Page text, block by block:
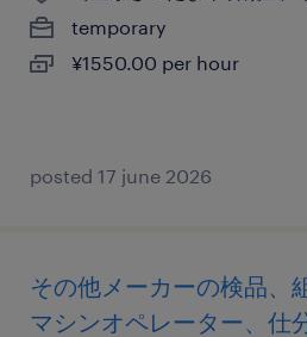
temporary
¥1550.00 per hour
posted 17 june 2026
その他メーカーの検品、
マシンオペレーター、仕